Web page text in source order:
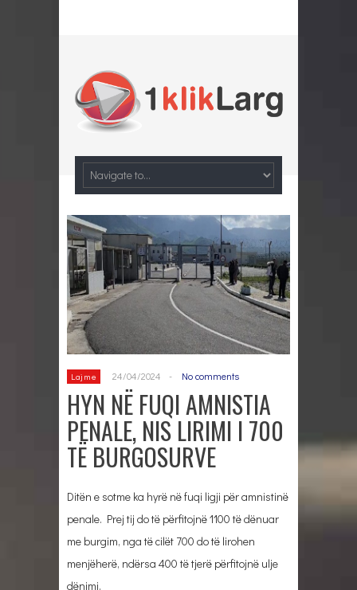
Lajme 24/04/2024 - No comments
HYN NË FUQI AMNISTIA
PENALE, NIS LIRIMI I 700
TË BURGOSURVE
Ditën e sotme ka hyrë në fuqi ligji për amnistinë
penale. Prej tij do të përfitojnë 1100 të dënuar
me burgim, nga të cilët 700 do të lirohen
menjëherë, ndërsa 400 të tjerë përfitojnë ulje
dënimi.